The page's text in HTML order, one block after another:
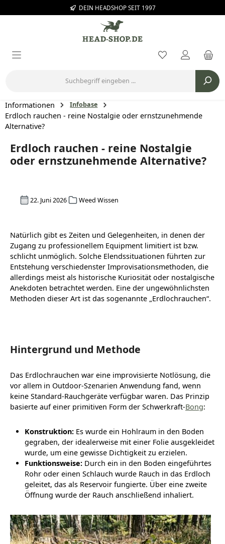
Zum Hauptinhalt springenDEIN HEADSHOP SEIT 1997
Du hast 0
Informationen Infobase
Erdloch rauchen - reine Nostalgie oder ernstzunehmende
Alternative?
Erdloch rauchen - reine Nostalgie
oder ernstzunehmende Alternative?
22. Juni 2026 Weed Wissen
Natürlich gibt es Zeiten und Gelegenheiten, in denen der
Zugang zu professionellem Equipment limitiert ist bzw.
schlicht unmöglich. Solche Elendssituationen führten zur
Entstehung verschiedenster Improvisationsmethoden, die
allerdings meist als historische Kuriosität oder nostalgische
Anekdoten betrachtet werden. Eine der ungewöhnlichsten
Methoden dieser Art ist das sogenannte „Erdlochrauchen“.
Hintergrund und Methode
Das Erdlochrauchen war eine improvisierte Notlösung, die
vor allem in Outdoor-Szenarien Anwendung fand, wenn
keine Standard-Rauchgeräte verfügbar waren. Das Prinzip
basierte auf einer primitiven Form der Schwerkraft-Bong:
Konstruktion:Es wurde ein Hohlraum in den Boden
gegraben, der idealerweise mit einer Folie ausgekleidet
wurde, um eine gewisse Dichtigkeit zu erzielen.
Funktionsweise:Durch ein in den Boden eingeführtes
Rohr oder einen Schlauch wurde Rauch in das Erdloch
geleitet, das als Reservoir fungierte. Über eine zweite
Öffnung wurde der Rauch anschließend inhaliert.